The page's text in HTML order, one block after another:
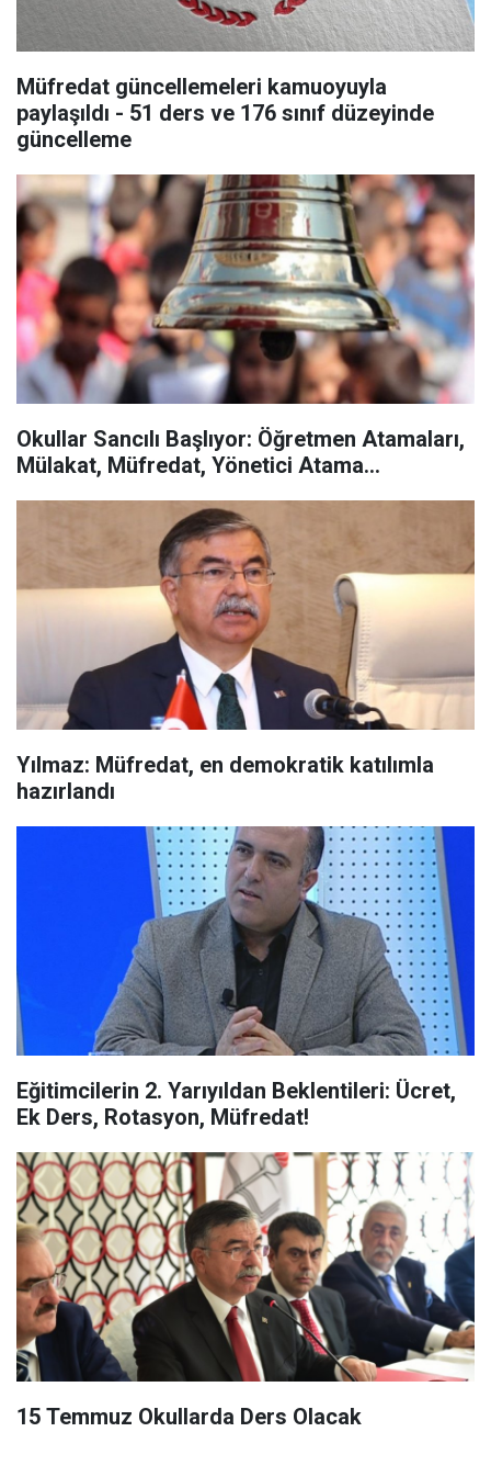
Müfredat güncellemeleri kamuoyuyla
paylaşıldı - 51 ders ve 176 sınıf düzeyinde
güncelleme
Okullar Sancılı Başlıyor: Öğretmen Atamaları,
Mülakat, Müfredat, Yönetici Atama...
Yılmaz: Müfredat, en demokratik katılımla
hazırlandı
Eğitimcilerin 2. Yarıyıldan Beklentileri: Ücret,
Ek Ders, Rotasyon, Müfredat!
15 Temmuz Okullarda Ders Olacak